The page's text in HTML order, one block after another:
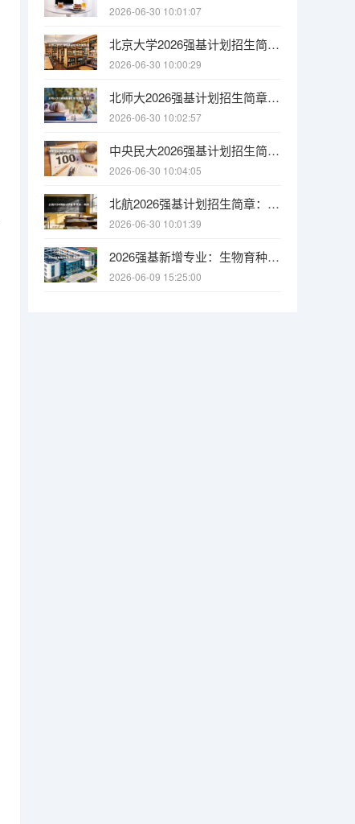
2026-06-30 10:01:07
北京大学2026强基计划招生简章情况
2026-06-30 10:00:29
北师大2026强基计划招生简章，面试占比50%
2026-06-30 10:02:57
中央民大2026强基计划招生简章：历史学、哲学等3个专业招生
2026-06-30 10:04:05
北航2026强基计划招生简章：新增飞行器适航技术
2026-06-30 10:01:39
2026强基新增专业：生物育种科学深度解读（附开设院校）
2026-06-09 15:25:00